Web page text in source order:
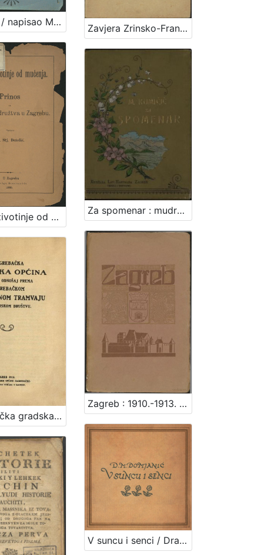
Zdravlje / napisao M. [Milan] Amruš
Zavjera Zrinsko-Frankopanska : (1664.-1671.) / Ferdo Šišić
Zaštita životinje od mučenja : prinos za osnovanje družtva u Zagrebu / sastavio Gj. Stj. Dežalić
Za spomenar : mudre izreke iz naše književnosti / pribrala Marija Kumičić. Zagreb, [1896]. [Knjiga]
Zagrebačka gradska općina i njezin odnošaj prema Zagrebačkom električnom tramvaju dioničarskom društvu
Zagreb : 1910.-1913. / [napisao Vjekoslav Klaić]
V suncu i senci / Dragutin M. Domjanić ; [zredila, nakinčila i z rukom na kamen napisala Olga Höcker]